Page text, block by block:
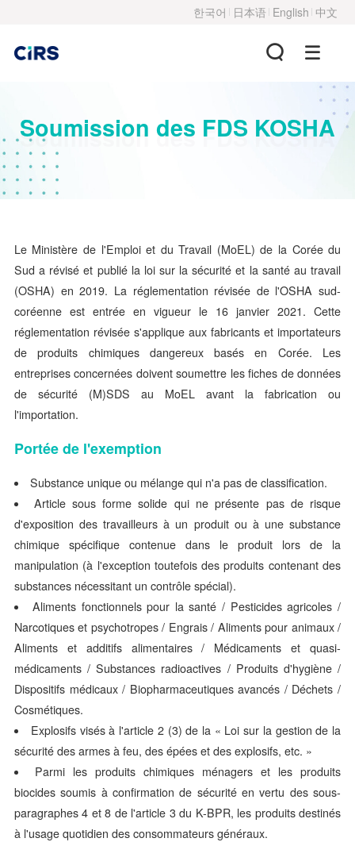
한국어 日本语 English 中文
Soumission des FDS KOSHA
Soumission des FDS KOSHA
Le Ministère de l'Emploi et du Travail (MoEL) de la Corée du
Sud a révisé et publié la loi sur la sécurité et la santé au travail
(OSHA) en 2019. La réglementation révisée de l'OSHA sud-
coréenne est entrée en vigueur le 16 janvier 2021. Cette
réglementation révisée s'applique aux fabricants et importateurs
de produits chimiques dangereux basés en Corée. Les
entreprises concernées doivent soumettre les fiches de données
de sécurité (M)SDS au MoEL avant la fabrication ou
l'importation.
Portée de l'exemption
Substance unique ou mélange qui n'a pas de classification.
Article sous forme solide qui ne présente pas de risque
d'exposition des travailleurs à un produit ou à une substance
chimique spécifique contenue dans le produit lors de la
manipulation (à l'exception toutefois des produits contenant des
substances nécessitant un contrôle spécial).
Aliments fonctionnels pour la santé / Pesticides agricoles /
Narcotiques et psychotropes / Engrais / Aliments pour animaux /
Aliments et additifs alimentaires / Médicaments et quasi-
médicaments / Substances radioactives / Produits d'hygiène /
Dispositifs médicaux / Biopharmaceutiques avancés / Déchets /
Cosmétiques.
Explosifs visés à l'article 2 (3) de la « Loi sur la gestion de la
sécurité des armes à feu, des épées et des explosifs, etc. »
Parmi les produits chimiques ménagers et les produits
biocides soumis à confirmation de sécurité en vertu des sous-
paragraphes 4 et 8 de l'article 3 du K-BPR, les produits destinés
à l'usage quotidien des consommateurs généraux.